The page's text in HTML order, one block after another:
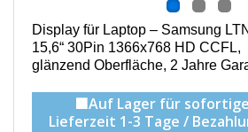
Display für Laptop – Samsung
15,6“ 30Pin 1366x768 HD CCFL,
g länzend Oberfläche, 2 Jahre
🟩Auf Lager für
Lieferzeit 1-3 Tage /